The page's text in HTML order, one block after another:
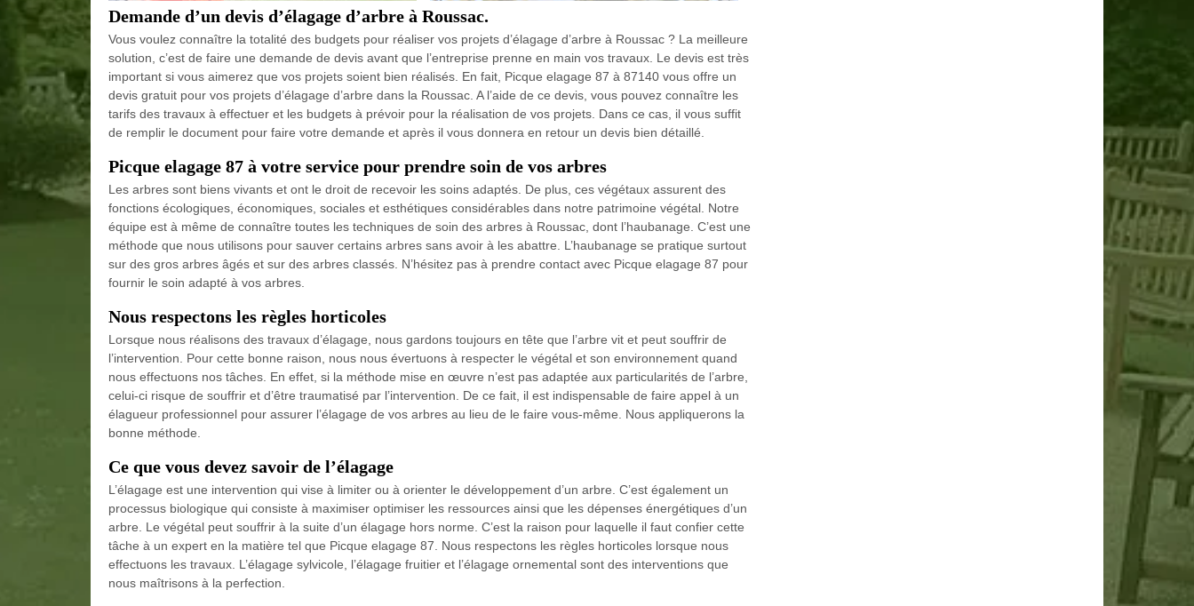
Demande d’un devis d’élagage d’arbre à Roussac.
Vous voulez connaître la totalité des budgets pour réaliser vos projets d’élagage d’arbre à Roussac ? La meilleure
solution, c’est de faire une demande de devis avant que l’entreprise prenne en main vos travaux. Le devis est très
important si vous aimerez que vos projets soient bien réalisés. En fait, Picque elagage 87 à 87140 vous offre un
devis gratuit pour vos projets d’élagage d’arbre dans la Roussac. A l’aide de ce devis, vous pouvez connaître les
tarifs des travaux à effectuer et les budgets à prévoir pour la réalisation de vos projets. Dans ce cas, il vous suffit
de remplir le document pour faire votre demande et après il vous donnera en retour un devis bien détaillé.
Picque elagage 87 à votre service pour prendre soin de vos arbres
Les arbres sont biens vivants et ont le droit de recevoir les soins adaptés. De plus, ces végétaux assurent des
fonctions écologiques, économiques, sociales et esthétiques considérables dans notre patrimoine végétal. Notre
équipe est à même de connaître toutes les techniques de soin des arbres à Roussac, dont l’haubanage. C’est une
méthode que nous utilisons pour sauver certains arbres sans avoir à les abattre. L’haubanage se pratique surtout
sur des gros arbres âgés et sur des arbres classés. N’hésitez pas à prendre contact avec Picque elagage 87 pour
fournir le soin adapté à vos arbres.
Nous respectons les règles horticoles
Lorsque nous réalisons des travaux d’élagage, nous gardons toujours en tête que l’arbre vit et peut souffrir de
l’intervention. Pour cette bonne raison, nous nous évertuons à respecter le végétal et son environnement quand
nous effectuons nos tâches. En effet, si la méthode mise en œuvre n’est pas adaptée aux particularités de l’arbre,
celui-ci risque de souffrir et d’être traumatisé par l’intervention. De ce fait, il est indispensable de faire appel à un
élagueur professionnel pour assurer l’élagage de vos arbres au lieu de le faire vous-même. Nous appliquerons la
bonne méthode.
Ce que vous devez savoir de l’élagage
L’élagage est une intervention qui vise à limiter ou à orienter le développement d’un arbre. C’est également un
processus biologique qui consiste à maximiser optimiser les ressources ainsi que les dépenses énergétiques d’un
arbre. Le végétal peut souffrir à la suite d’un élagage hors norme. C’est la raison pour laquelle il faut confier cette
tâche à un expert en la matière tel que Picque elagage 87. Nous respectons les règles horticoles lorsque nous
effectuons les travaux. L’élagage sylvicole, l’élagage fruitier et l’élagage ornemental sont des interventions que
nous maîtrisons à la perfection.